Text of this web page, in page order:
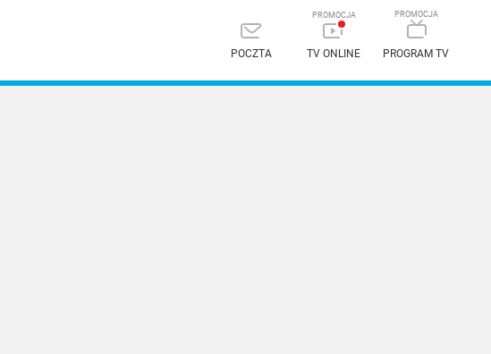
POCZTA TV ONLINE PROGRAM TV